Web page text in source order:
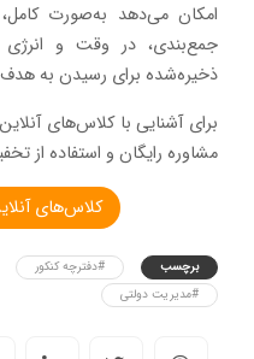
امکان می‌دهد به‌صورت
جمع‌بندی، در وقت و
ذخیره‌شده برای رسیدن به هدف
برای آشنایی با کلاس‌های
مشاوره رایگان و استفاده از
کلاس‌های
برچسب #دفترچه کنکور
#مدیریت دولتی